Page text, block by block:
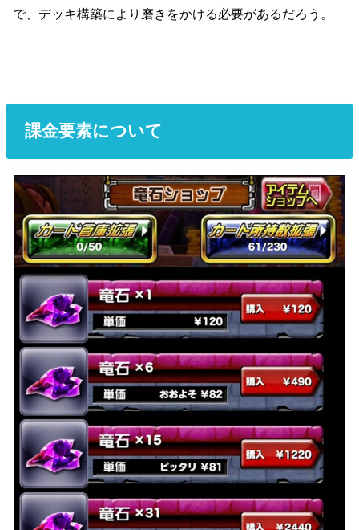
で、デッキ構築により磨きをかける必要があるだろう。
課金要素について